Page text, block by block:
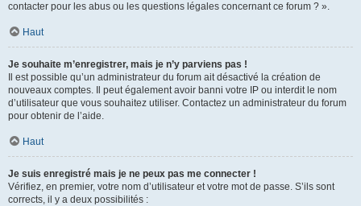
contacter pour les abus ou les questions légales concernant ce forum ? ».
Haut
Je souhaite m’enregistrer, mais je n’y parviens pas !
Il est possible qu’un administrateur du forum ait désactivé la création de
nouveaux comptes. Il peut également avoir banni votre IP ou interdit le nom
d’utilisateur que vous souhaitez utiliser. Contactez un administrateur du forum
pour obtenir de l’aide.
Haut
Je suis enregistré mais je ne peux pas me connecter !
Vérifiez, en premier, votre nom d’utilisateur et votre mot de passe. S’ils sont
corrects, il y a deux possibilités :